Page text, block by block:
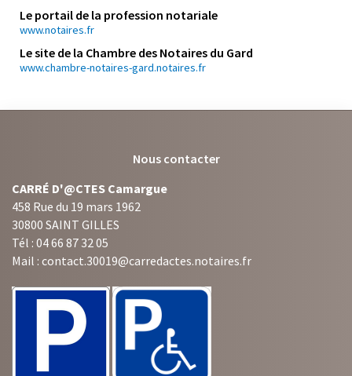
Le portail de la profession notariale
www.notaires.fr
Le site de la Chambre des Notaires du Gard
www.chambre-notaires-gard.notaires.fr
Nous contacter
CARRÉ D'@CTES Camargue
458 Rue du 19 mars 1962
30800 SAINT GILLES
Tél : 04 66 87 32 05
Mail : contact.30019@carredactes.notaires.fr